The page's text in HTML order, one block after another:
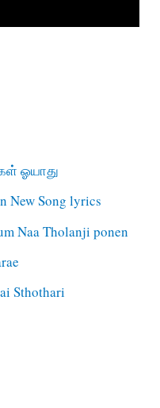
ஓயாது
New Song lyrics
Naa Tholanji ponen
Sthothari